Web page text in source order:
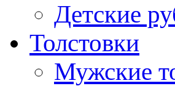
Детские
Толстовки
Мужские